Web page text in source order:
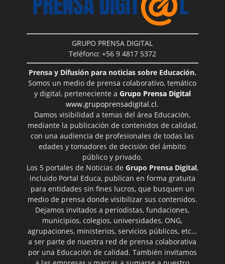
GRUPO PRENSA DIGITAL
Teléfono: +56 9 4817 5372
Prensa y Difusión para noticias sobre Educación.
Somos un medio de prensa colaborativo, temático
y digital, perteneciente a Grupo Prensa Digital
www.grupoprensadigital.cl.
Damos visibilidad a temas del área Educación,
mediante la publicación de contenidos de calidad,
con una audiencia de profesionales de todas las
edades y tomadores de decisión del ámbito
público y privado.
Los 5 portales de Noticias de Grupo Prensa Digital,
incluido Portal Educa, publican en forma gratuita
para entidades sin fines lucros, que busquen un
medio de prensa donde visibilizar sus contenidos.
Dejamos invitados a periodistas, fundaciones,
municipios, colegios, universidades, ONG,
agrupaciones, ministerios, servicios públicos, etc…
a ser parte de nuestra red de prensa colaborativa
por una Educación de calidad. También invitamos